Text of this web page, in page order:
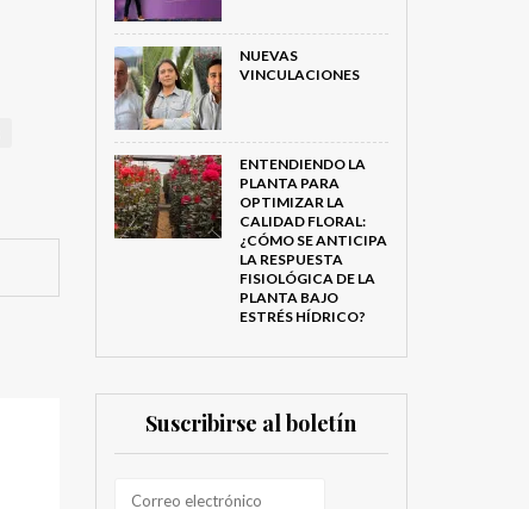
NUEVAS
VINCULACIONES
ENTENDIENDO LA
PLANTA PARA
OPTIMIZAR LA
CALIDAD FLORAL:
¿CÓMO SE ANTICIPA
LA RESPUESTA
FISIOLÓGICA DE LA
PLANTA BAJO
ESTRÉS HÍDRICO?
Suscribirse al boletín